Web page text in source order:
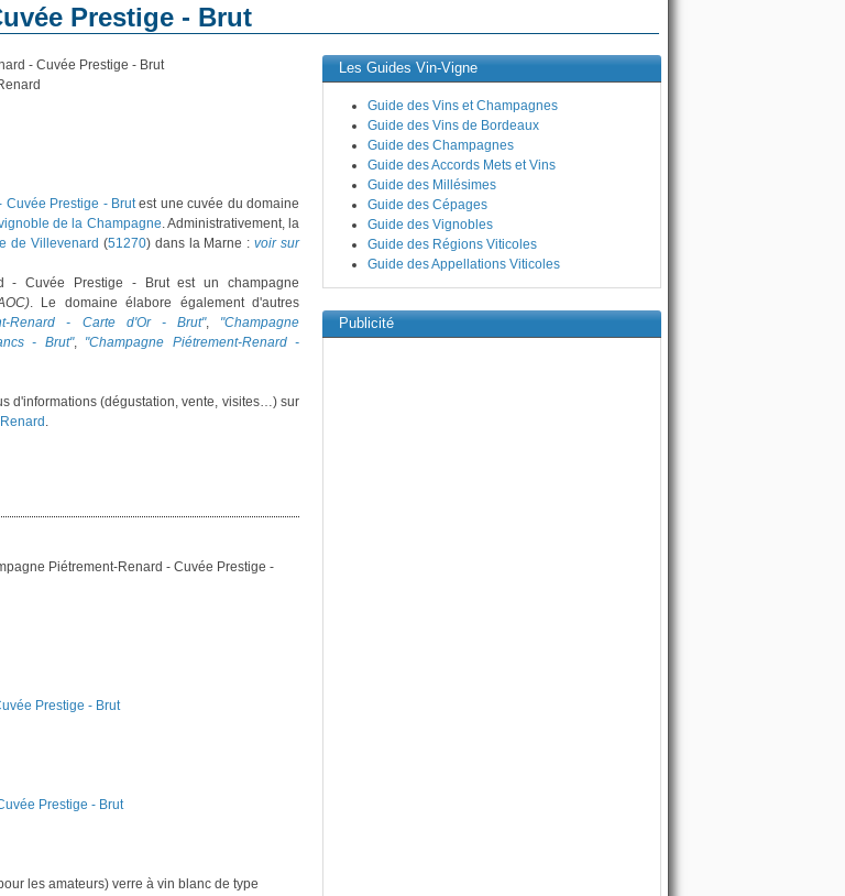
Prestige - Brut
- Cuvée Prestige - Brut
Cuvée Prestige - Brutest une cuvée du domaine
de la Champagne. Administrativement, la
de Villevenard (51270) dans la Marne :voir sur
- Cuvée Prestige - Brut est un champagne
. Le domaine élabore également d'autres
Renard - Carte d'Or - Brut", "Champagne
- Brut", "Champagne Piétrement-Renard -
d'informations (dégustation, vente, visites…) sur
.
Piétrement-Renard - Cuvée Prestige -
Prestige - Brut
Prestige - Brut
les amateurs) verre à vin blanc de type
Les Guides Vin-Vigne
Guide des Vins et Champagnes
Guide des Vins de Bordeaux
Guide des Champagnes
Guide des Accords Mets et Vins
Guide des Millésimes
Guide des Cépages
Guide des Vignobles
Guide des Régions Viticoles
Guide des Appellations Viticoles
Publicité